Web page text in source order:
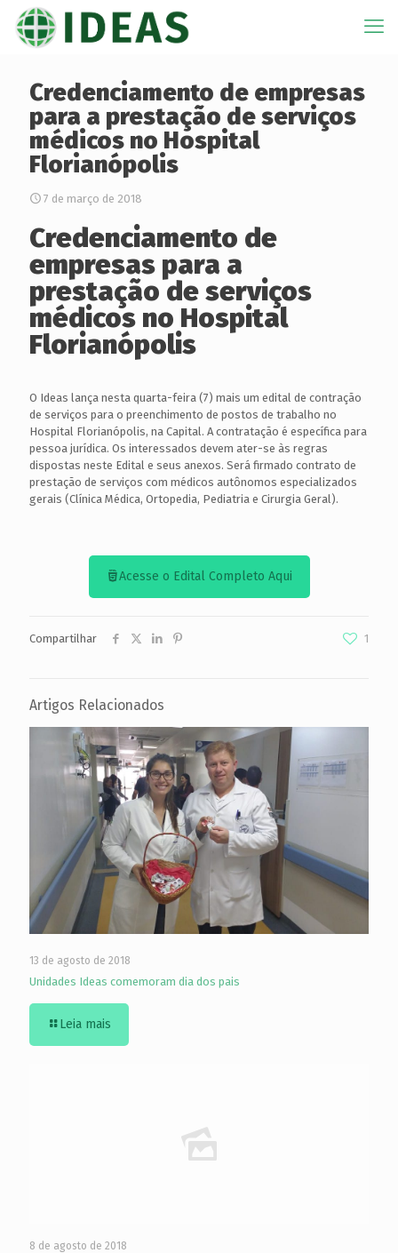
Credenciamento de empresas
para a prestação de serviços
médicos no Hospital
Florianópolis
7 de março de 2018
Credenciamento de
empresas para a
prestação de serviços
médicos no Hospital
Florianópolis
O Ideas lança nesta quarta-feira (7) mais um edital de contração
de serviços para o preenchimento de postos de trabalho no
Hospital Florianópolis, na Capital. A contratação é específica para
pessoa jurídica. Os interessados devem ater-se às regras
dispostas neste Edital e seus anexos. Será firmado contrato de
prestação de serviços com médicos autônomos especializados
gerais (Clínica Médica, Ortopedia, Pediatria e Cirurgia Geral).
Acesse o Edital Completo Aqui
Compartilhar 1
Artigos Relacionados
13 de agosto de 2018
Unidades Ideas comemoram dia dos pais
Leia mais
8 de agosto de 2018